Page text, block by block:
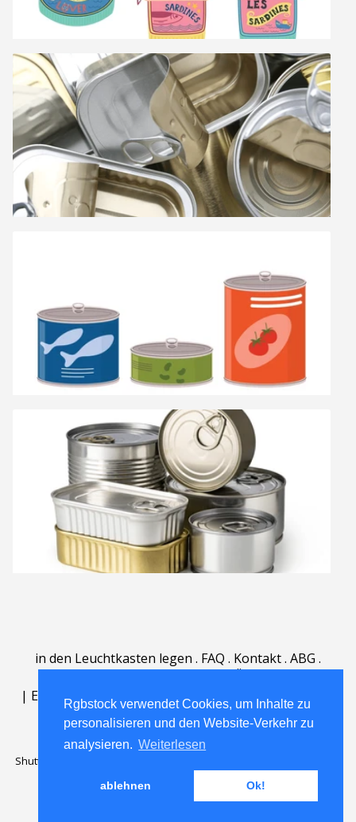
Rgbstock verwendet Cookies, um Inhalte zu
personalisieren und den Website-Verkehr zu
analysieren. Weiterlesen
ablehnen Ok!
in den Leuchtkasten legen . FAQ . Kontakt. ABG .
| English | Deutsch Español | Polski | Português
Nederlands|
Shutterstock official partner of Rgbstock
Rgbstock